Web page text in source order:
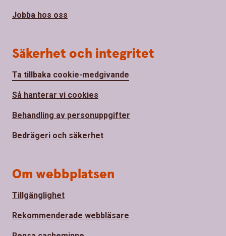
Jobba hos oss
Säkerhet och integritet
Ta tillbaka cookie-medgivande
Så hanterar vi cookies
Behandling av personuppgifter
Bedrägeri och säkerhet
Om webbplatsen
Tillgänglighet
Rekommenderade webbläsare